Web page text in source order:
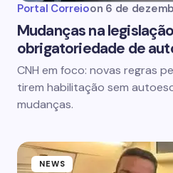
Portal Correioon 6 de
Mudanças na
obrigatoriedade de
CNH em foco: novas regras
tirem habilitação sem
mudanças.
NEWS